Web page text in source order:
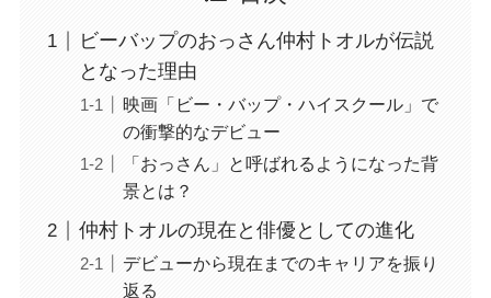
ビーバップのおっさん仲村トオルが伝説
となった理由
映画「ビー・バップ・ハイスクール」で
の衝撃的なデビュー
「おっさん」と呼ばれるようになった背
景とは？
仲村トオルの現在と俳優としての進化
デビューから現在までのキャリアを振り
返る